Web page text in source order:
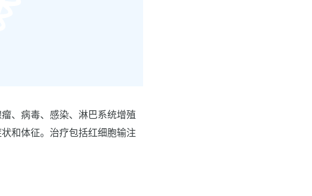
、病毒、感染、淋巴系统增殖
和体征。治疗包括红细胞输注